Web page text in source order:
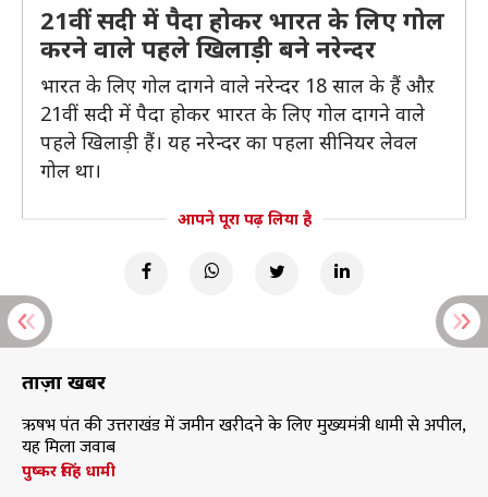
21वीं सदी में पैदा होकर भारत के लिए गोल
करने वाले पहले खिलाड़ी बने नरेन्दर
भारत के लिए गोल दागने वाले नरेन्दर 18 साल के हैं औऱ
21वीं सदी में पैदा होकर भारत के लिए गोल दागने वाले
पहले खिलाड़ी हैं। यह नरेन्दर का पहला सीनियर लेवल
गोल था।
आपने पूरा पढ़ लिया है
ताज़ा खबरें
ऋषभ पंत की उत्तराखंड में जमीन खरीदने के लिए मुख्यमंत्री धामी से अपील,
यह मिला जवाब
पुष्कर सिंह धामी